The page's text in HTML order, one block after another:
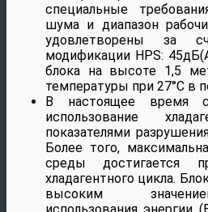
специальные
шума и диапазон
удовлетворены за
модификации HPS:
блока на высоте 1,5
температуры при 27°С в
В настоящее время
использование
показателями
Более того,
среды достигается
хладагентного цикла.
высоким